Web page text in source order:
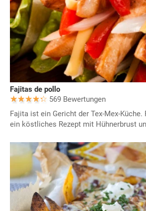
Fajitas de pollo
569 Bewertungen
Fajita ist ein Gericht der Tex-Mex-
ein köstliches Rezept mit Hühnerbrust